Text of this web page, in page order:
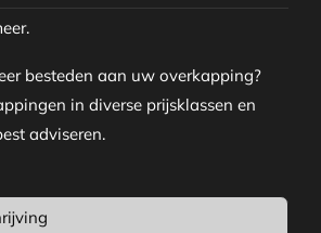
besteden aan uw overkapping?
in diverse prijsklassen en
adviseren.